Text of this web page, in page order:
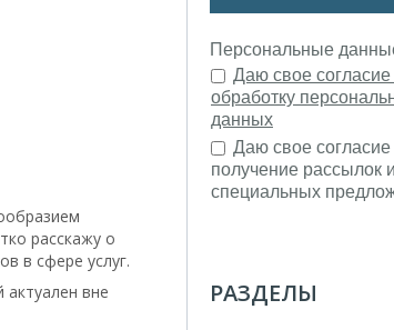
расскажу о
в сфере услуг.
вне
РАЗДЕЛЫ